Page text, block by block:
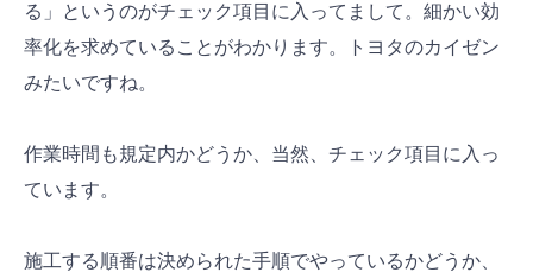
る」というのがチェック項目に入ってまして。細かい効
率化を求めていることがわかります。トヨタのカイゼン
みたいですね。
作業時間も規定内かどうか、当然、チェック項目に入っ
ています。
施工する順番は決められた手順でやっているかどうか、